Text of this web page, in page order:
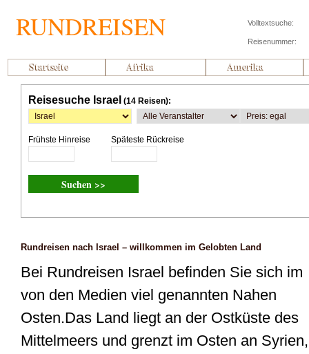
RUNDREISEN Volltextsuche:
Reisenummer:
Startseite Afrika Amerika
Reisesuche Israel (14 Reisen):
Frühste Hinreise Späteste Rückreise
Rundreisen nach Israel – willkommen im Gelobten Land
Bei Rundreisen Israel befinden Sie sich im
von den Medien viel genannten Nahen
Osten.Das Land liegt an der Ostküste des
Mittelmeers und grenzt im Osten an Syrien,